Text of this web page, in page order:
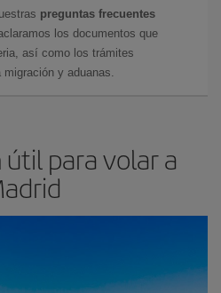
preguntas frecuentes
los documentos que
así como los trámites
y aduanas.
para volar a